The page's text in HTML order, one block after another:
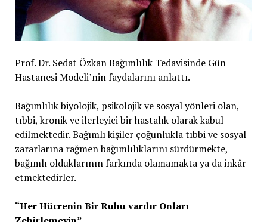
Prof. Dr. Sedat Özkan Bağımlılık Tedavisinde Gün
Hastanesi Modeli’nin faydalarını anlattı.
Bağımlılık biyolojik, psikolojik ve sosyal yönleri olan,
tıbbi, kronik ve ilerleyici bir hastalık olarak kabul
edilmektedir. Bağımlı kişiler çoğunlukla tıbbi ve sosyal
zararlarına rağmen bağımlılıklarını sürdürmekte,
bağımlı olduklarının farkında olamamakta ya da inkâr
etmektedirler.
“Her Hücrenin Bir Ruhu vardır Onları